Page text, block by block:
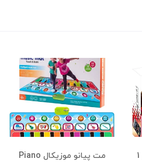
ارگ سفره ای: مت ارگ 2 در 1
مت پیانو موزیکال Piano